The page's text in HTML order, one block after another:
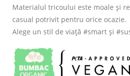
Materialul tricoului este moale și
casual potrivit pentru orice ocazie.
Alege un stil de viață #smart și